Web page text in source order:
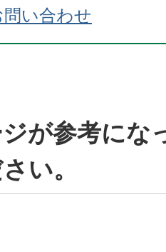
い合わせ
が参考にな
い。